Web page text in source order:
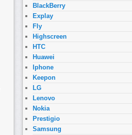
BlackBerry
Explay
Fly
Highscreen
HTC
Huawei
Iphone
Keepon
LG
Lenovo
Nokia
Prestigio
Samsung